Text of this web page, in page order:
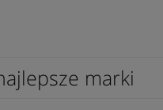
marki